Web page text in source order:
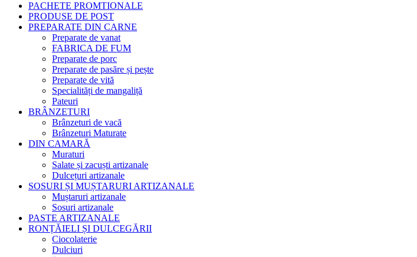
PACHETE PROMTIONALE
PRODUSE DE POST
PREPARATE DIN CARNE
Preparate de vanat
FABRICA DE FUM
Preparate de porc
Preparate de pasăre și pește
Preparate de vită
Specialități de mangaliță
Pateuri
BRÂNZETURI
Brânzeturi de vacă
Brânzeturi Maturate
DIN CAMARĂ
Muraturi
Salate și zacuști artizanale
Dulcețuri artizanale
SOSURI ȘI MUȘTARURI ARTIZANALE
Muștaruri artizanale
Sosuri artizanale
PASTE ARTIZANALE
RONȚĂIELI ȘI DULCEGĂRII
Ciocolaterie
Dulciuri